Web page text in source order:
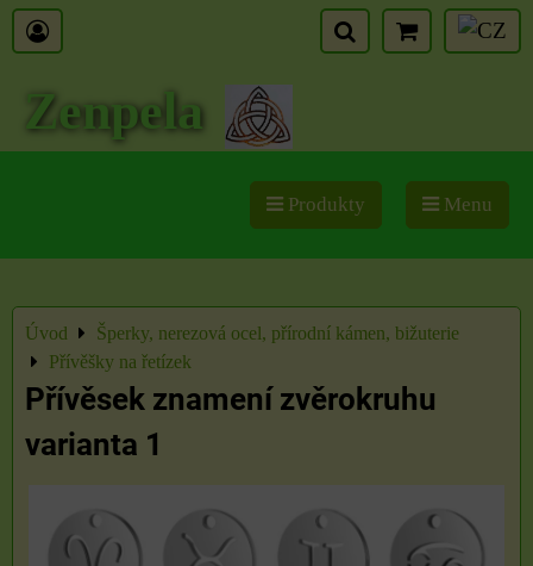
Zenpela
Produkty Menu
Úvod
Šperky, nerezová ocel, přírodní kámen, bižuterie
Přívěšky na řetízek
Přívěsek znamení zvěrokruhu
varianta 1